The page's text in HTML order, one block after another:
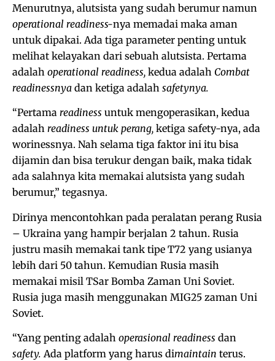
Menurutnya, alutsista yang sudah berumur namun
operational readiness-nya memadai maka aman
untuk dipakai. Ada tiga parameter penting untuk
melihat kelayakan dari sebuah alutsista. Pertama
adalah operational readiness, kedua adalah Combat
readinessnya dan ketiga adalah safetynya.
“Pertama readiness untuk mengoperasikan, kedua
adalah readiness untuk perang, ketiga safety-nya, ada
worinessnya. Nah selama tiga faktor ini itu bisa
dijamin dan bisa terukur dengan baik, maka tidak
ada salahnya kita memakai alutsista yang sudah
berumur,” tegasnya.
Dirinya mencontohkan pada peralatan perang Rusia
– Ukraina yang hampir berjalan 2 tahun. Rusia
justru masih memakai tank tipe T72 yang usianya
lebih dari 50 tahun. Kemudian Rusia masih
memakai misil TSar Bomba Zaman Uni Soviet.
Rusia juga masih menggunakan MIG25 zaman Uni
Soviet.
“Yang penting adalah operasional readiness dan
safety. Ada platform yang harus dimaintain terus.